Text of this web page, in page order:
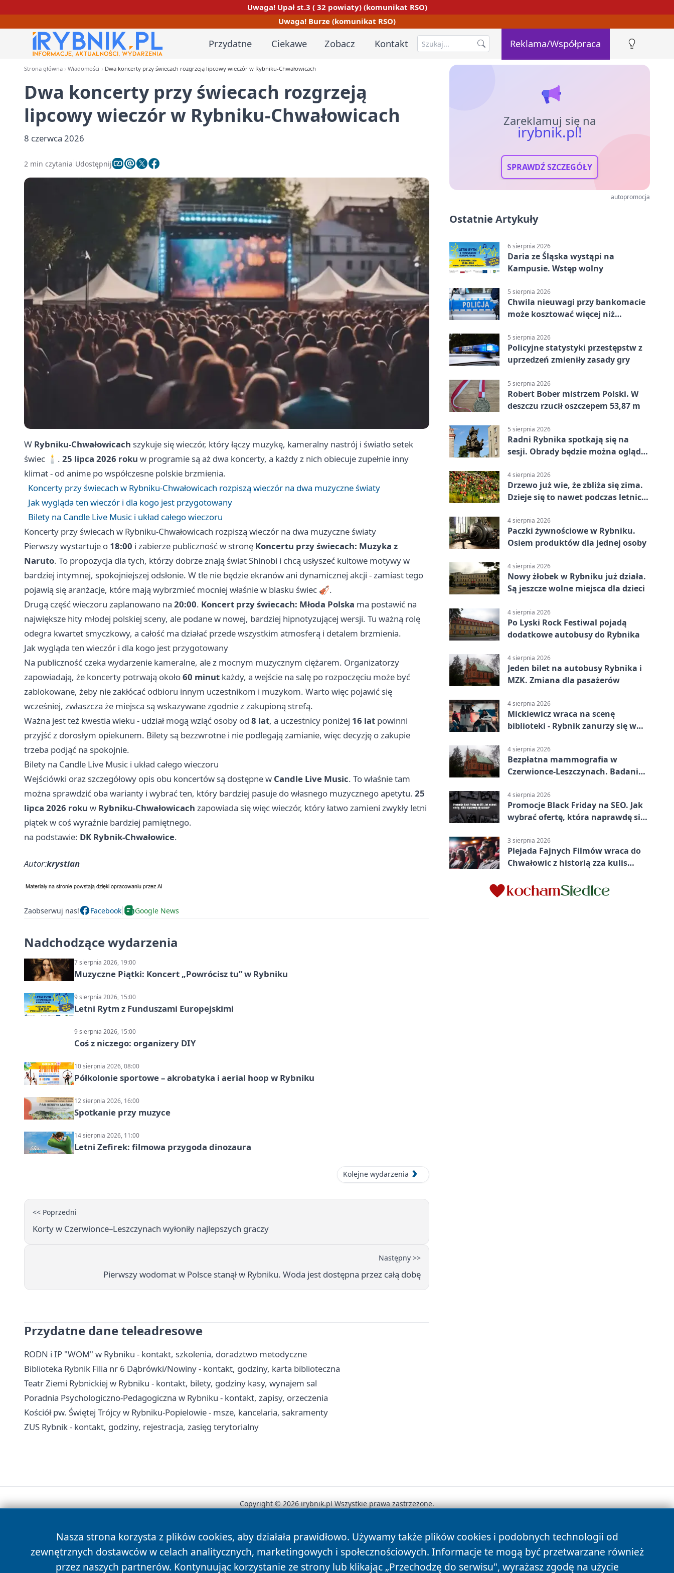
Uwaga! Upał st.3 ( 32 powiaty) (komunikat RSO)
Uwaga! Burze (komunikat RSO)
Przydatne Ciekawe Zobacz Kontakt Reklama/Współpraca
Strona główna Wiadomości Dwa koncerty przy świecach rozgrzeją lipcowy wieczór w Rybniku-Chwałowicach
Dwa koncerty przy świecach rozgrzeją
lipcowy wieczór w Rybniku-Chwałowicach
8 czerwca 2026
2 min czytania Udostępnij
W Rybniku-Chwałowicach szykuje się wieczór, który łączy muzykę, kameralny nastrój i światło setek
świec 🕯️. 25 lipca 2026 roku w programie są aż dwa koncerty, a każdy z nich obiecuje zupełnie inny
klimat - od anime po współczesne polskie brzmienia.
Koncerty przy świecach w Rybniku-Chwałowicach rozpiszą wieczór na dwa muzyczne światy
Jak wygląda ten wieczór i dla kogo jest przygotowany
Bilety na Candle Live Music i układ całego wieczoru
Koncerty przy świecach w Rybniku-Chwałowicach rozpiszą wieczór na dwa muzyczne światy
Pierwszy wystartuje o 18:00 i zabierze publiczność w stronę Koncertu przy świecach: Muzyka z
Naruto. To propozycja dla tych, którzy dobrze znają świat Shinobi i chcą usłyszeć kultowe motywy w
bardziej intymnej, spokojniejszej odsłonie. W tle nie będzie ekranów ani dynamicznej akcji - zamiast tego
pojawią się aranżacje, które mają wybrzmieć mocniej właśnie w blasku świec 🎻.
Drugą część wieczoru zaplanowano na 20:00. Koncert przy świecach: Młoda Polska ma postawić na
największe hity młodej polskiej sceny, ale podane w nowej, bardziej hipnotyzującej wersji. Tu ważną rolę
odegra kwartet smyczkowy, a całość ma działać przede wszystkim atmosferą i detalem brzmienia.
Jak wygląda ten wieczór i dla kogo jest przygotowany
Na publiczność czeka wydarzenie kameralne, ale z mocnym muzycznym ciężarem. Organizatorzy
zapowiadają, że koncerty potrwają około60 minut każdy, a wejście na salę po rozpoczęciu może być
zablokowane, żeby nie zakłócać odbioru innym uczestnikom i muzykom. Warto więc pojawić się
wcześniej, zwłaszcza że miejsca są wskazywane zgodnie z zakupioną strefą.
Ważna jest też kwestia wieku - udział mogą wziąć osoby od 8 lat, a uczestnicy poniżej 16 lat powinni
przyjść z dorosłym opiekunem. Bilety są bezzwrotne i nie podlegają zamianie, więc decyzję o zakupie
trzeba podjąć na spokojnie.
Bilety na Candle Live Music i układ całego wieczoru
Wejściówki oraz szczegółowy opis obu koncertów są dostępne w Candle Live Music. To właśnie tam
można sprawdzić oba warianty i wybrać ten, który bardziej pasuje do własnego muzycznego apetytu. 25
lipca 2026 roku w Rybniku-Chwałowicach zapowiada się więc wieczór, który łatwo zamieni zwykły letni
piątek w coś wyraźnie bardziej pamiętnego.
na podstawie: DK Rybnik-Chwałowice.
Autor:krystian
Zaobserwuj nas! Facebook Google News
Nadchodzące wydarzenia
7 sierpnia 2026, 19:00
Muzyczne Piątki: Koncert „Powrócisz tu” w Rybniku
9 sierpnia 2026, 15:00
Letni Rytm z Funduszami Europejskimi
9 sierpnia 2026, 15:00
Coś z niczego: organizery DIY
10 sierpnia 2026, 08:00
Półkolonie sportowe – akrobatyka i aerial hoop w Rybniku
12 sierpnia 2026, 16:00
Spotkanie przy muzyce
14 sierpnia 2026, 11:00
Letni Zefirek: filmowa przygoda dinozaura
Kolejne wydarzenia
<< Poprzedni
Korty w Czerwionce–Leszczynach wyłoniły najlepszych graczy
Następny >>
Pierwszy wodomat w Polsce stanął w Rybniku. Woda jest dostępna przez całą dobę
Przydatne dane teleadresowe
RODN i IP "WOM" w Rybniku - kontakt, szkolenia, doradztwo metodyczne
Biblioteka Rybnik Filia nr 6 Dąbrówki/Nowiny - kontakt, godziny, karta biblioteczna
Teatr Ziemi Rybnickiej w Rybniku - kontakt, bilety, godziny kasy, wynajem sal
Poradnia Psychologiczno-Pedagogiczna w Rybniku - kontakt, zapisy, orzeczenia
Kościół pw. Świętej Trójcy w Rybniku-Popielowie - msze, kancelaria, sakramenty
ZUS Rybnik - kontakt, godziny, rejestracja, zasięg terytorialny
Zareklamuj się na
irybnik.pl!
SPRAWDŹ SZCZEGÓŁY
autopromocja
Ostatnie Artykuły
6 sierpnia 2026
Daria ze Śląska wystąpi na
Kampusie. Wstęp wolny
5 sierpnia 2026
Chwila nieuwagi przy bankomacie
może kosztować więcej niż
5 sierpnia 2026
Policyjne statystyki przestępstw z
uprzedzeń zmieniły zasady gry
5 sierpnia 2026
Robert Bober mistrzem Polski. W
deszczu rzucił oszczepem 53,87 m
5 sierpnia 2026
Radni Rybnika spotkają się na
sesji. Obrady będzie można oglądać
4 sierpnia 2026
Drzewo już wie, że zbliża się zima.
Dzieje się to nawet podczas letnich
4 sierpnia 2026
Paczki żywnościowe w Rybniku.
Osiem produktów dla jednej osoby
4 sierpnia 2026
Nowy żłobek w Rybniku już działa.
Są jeszcze wolne miejsca dla dzieci
4 sierpnia 2026
Po Lyski Rock Festiwal pojadą
dodatkowe autobusy do Rybnika
4 sierpnia 2026
Jeden bilet na autobusy Rybnika i
MZK. Zmiana dla pasażerów
4 sierpnia 2026
Mickiewicz wraca na scenę
biblioteki - Rybnik zanurzy się w
4 sierpnia 2026
Bezpłatna mammografia w
Czerwionce-Leszczynach. Badania
4 sierpnia 2026
Promocje Black Friday na SEO. Jak
wybrać ofertę, która naprawdę się
3 sierpnia 2026
Plejada Fajnych Filmów wraca do
Chwałowic z historią zza kulis
Nasza strona korzysta z plików cookies, aby działała prawidłowo. Używamy także plików cookies i podobnych technologii od
zewnętrznych dostawców w celach analitycznych, marketingowych i społecznościowych. Informacje te mogą być przetwarzane również
przez naszych partnerów. Kontynuując korzystanie ze strony lub klikając „Przechodzę do serwisu", wyrażasz zgodę na użycie
Copyright © 2026 irybnik.pl Wszystkie prawa zastrzeżone.
News Autorzy Polityka Prywatności Polityka Cookies